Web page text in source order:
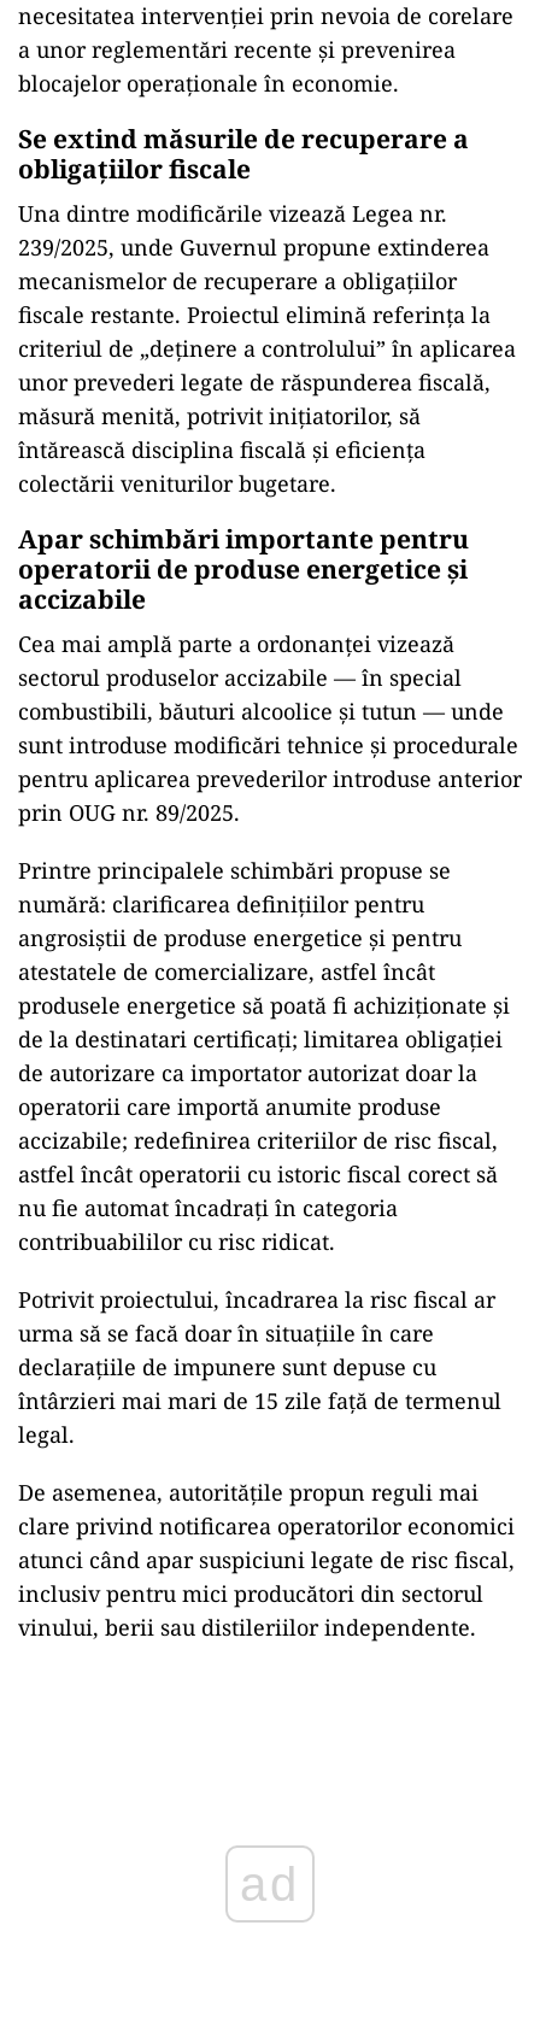
necesitatea intervenției prin nevoia de corelare
a unor reglementări recente și prevenirea
blocajelor operaționale în economie.
Se extind măsurile de recuperare a
obligațiilor fiscale
Una dintre modificările vizează Legea nr.
239/2025, unde Guvernul propune extinderea
mecanismelor de recuperare a obligațiilor
fiscale restante. Proiectul elimină referința la
criteriul de „deținere a controlului” în aplicarea
unor prevederi legate de răspunderea fiscală,
măsură menită, potrivit inițiatorilor, să
întărească disciplina fiscală și eficiența
colectării veniturilor bugetare.
Apar schimbări importante pentru
operatorii de produse energetice și
accizabile
Cea mai amplă parte a ordonanței vizează
sectorul produselor accizabile — în special
combustibili, băuturi alcoolice și tutun — unde
sunt introduse modificări tehnice și procedurale
pentru aplicarea prevederilor introduse anterior
prin OUG nr. 89/2025.
Printre principalele schimbări propuse se
numără: clarificarea definițiilor pentru
angrosiștii de produse energetice și pentru
atestatele de comercializare, astfel încât
produsele energetice să poată fi achiziționate și
de la destinatari certificați; limitarea obligației
de autorizare ca importator autorizat doar la
operatorii care importă anumite produse
accizabile; redefinirea criteriilor de risc fiscal,
astfel încât operatorii cu istoric fiscal corect să
nu fie automat încadrați în categoria
contribuabililor cu risc ridicat.
Potrivit proiectului, încadrarea la risc fiscal ar
urma să se facă doar în situațiile în care
declarațiile de impunere sunt depuse cu
întârzieri mai mari de 15 zile față de termenul
legal.
De asemenea, autoritățile propun reguli mai
clare privind notificarea operatorilor economici
atunci când apar suspiciuni legate de risc fiscal,
inclusiv pentru mici producători din sectorul
vinului, berii sau distileriilor independente.
ad